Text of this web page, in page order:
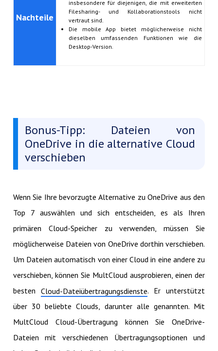
Nachteile
insbesondere für diejenigen, die mit erweiterten
Filesharing- und Kollaborationstools nicht
vertraut sind.
Die mobile App bietet möglicherweise nicht
dieselben umfassenden Funktionen wie die
Desktop-Version.
Bonus-Tipp: Dateien von
OneDrive in die alternative Cloud
verschieben
Wenn Sie Ihre bevorzugte Alternative zu OneDrive aus den
Top 7 auswählen und sich entscheiden, es als Ihren
primären Cloud-Speicher zu verwenden, müssen Sie
möglicherweise Dateien von OneDrive dorthin verschieben.
Um Dateien automatisch von einer Cloud in eine andere zu
verschieben, können Sie MultCloud ausprobieren, einen der
besten Cloud-Dateiübertragungsdienste. Er unterstützt
über 30 beliebte Clouds, darunter alle genannten. Mit
MultCloud Cloud-Übertragung können Sie OneDrive-
Dateien mit verschiedenen Übertragungsoptionen und